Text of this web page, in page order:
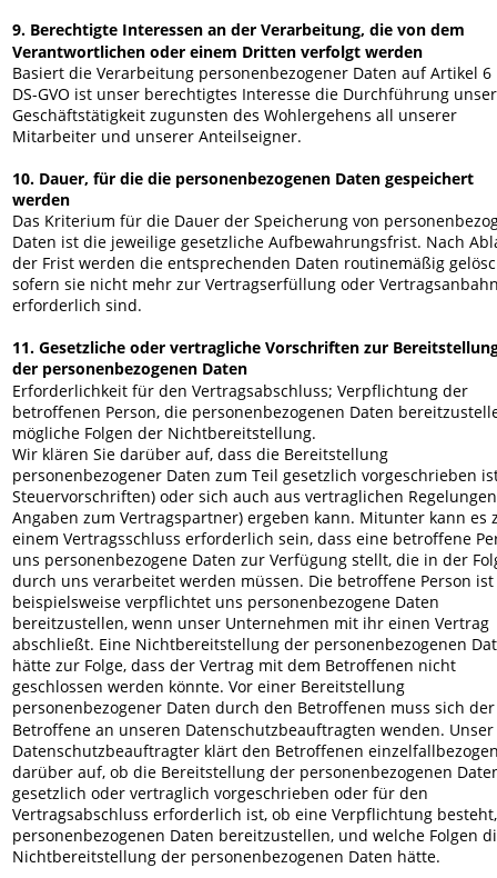
9. Berechtigte Interessen an der Verarbeitung, die von dem
Verantwortlichen oder einem Dritten verfolgt werden
Basiert die Verarbeitung personenbezogener Daten auf Artikel
DS-GVO ist unser berechtigtes Interesse die Durchführung
Geschäftstätigkeit zugunsten des Wohlergehens all unserer
Mitarbeiter und unserer Anteilseigner.
10. Dauer, für die die personenbezogenen Daten gespeichert
werden
Das Kriterium für die Dauer der Speicherung von
Daten ist die jeweilige gesetzliche Aufbewahrungsfrist. Nach
der Frist werden die entsprechenden Daten routinemäßig
sofern sie nicht mehr zur Vertragserfüllung oder
erforderlich sind.
11. Gesetzliche oder vertragliche Vorschriften zur
der personenbezogenen Daten
Erforderlichkeit für den Vertragsabschluss; Verpflichtung der
betroffenen Person, die personenbezogenen Daten
mögliche Folgen der Nichtbereitstellung.
Wir klären Sie darüber auf, dass die Bereitstellung
personenbezogener Daten zum Teil gesetzlich vorgeschrieben
Steuervorschriften) oder sich auch aus vertraglichen
Angaben zum Vertragspartner) ergeben kann. Mitunter kann es
einem Vertragsschluss erforderlich sein, dass eine betroffene
uns personenbezogene Daten zur Verfügung stellt, die in der
durch uns verarbeitet werden müssen. Die betroffene Person ist
beispielsweise verpflichtet uns personenbezogene Daten
bereitzustellen, wenn unser Unternehmen mit ihr einen Vertrag
abschließt. Eine Nichtbereitstellung der personenbezogenen
hätte zur Folge, dass der Vertrag mit dem Betroffenen nicht
geschlossen werden könnte. Vor einer Bereitstellung
personenbezogener Daten durch den Betroffenen muss sich
Betroffene an unseren Datenschutzbeauftragten wenden. Unser
Datenschutzbeauftragter klärt den Betroffenen
darüber auf, ob die Bereitstellung der personenbezogenen
gesetzlich oder vertraglich vorgeschrieben oder für den
Vertragsabschluss erforderlich ist, ob eine Verpflichtung
personenbezogenen Daten bereitzustellen, und welche Folgen
Nichtbereitstellung der personenbezogenen Daten hätte.